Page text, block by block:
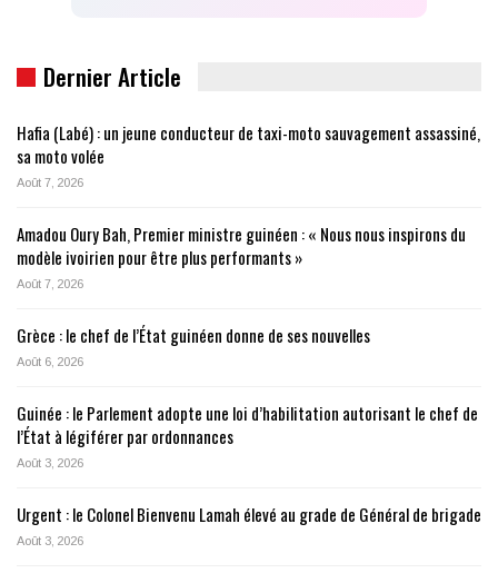
Dernier Article
Hafia (Labé) : un jeune conducteur de taxi-moto sauvagement assassiné,
sa moto volée
Août 7, 2026
Amadou Oury Bah, Premier ministre guinéen : « Nous nous inspirons du
modèle ivoirien pour être plus performants »
Août 7, 2026
Grèce : le chef de l’État guinéen donne de ses nouvelles
Août 6, 2026
Guinée : le Parlement adopte une loi d’habilitation autorisant le chef de
l’État à légiférer par ordonnances
Août 3, 2026
Urgent : le Colonel Bienvenu Lamah élevé au grade de Général de brigade
Août 3, 2026